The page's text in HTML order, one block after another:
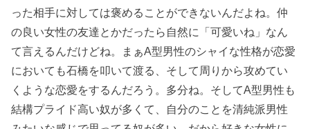
った相手に対しては褒めることができないんだよね。仲
の良い女性の友達とかだったら自然に「可愛いね」なん
て言えるんだけどね。まぁA型男性のシャイな性格が恋愛
においても石橋を叩いて渡る、そして周りから攻めてい
くような恋愛をするんだろう。多分ね。そしてA型男性も
結構プライド高い奴が多くて、自分のことを清純派男性